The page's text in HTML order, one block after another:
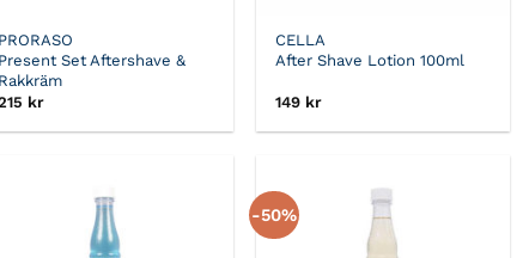
PRORASO
Present Set Aftershave &
Rakkräm
kr
CELLA
After Shave Lotion 100ml
149 kr
-50%